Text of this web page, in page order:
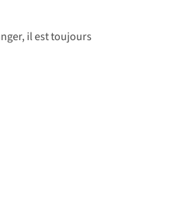
il est toujours